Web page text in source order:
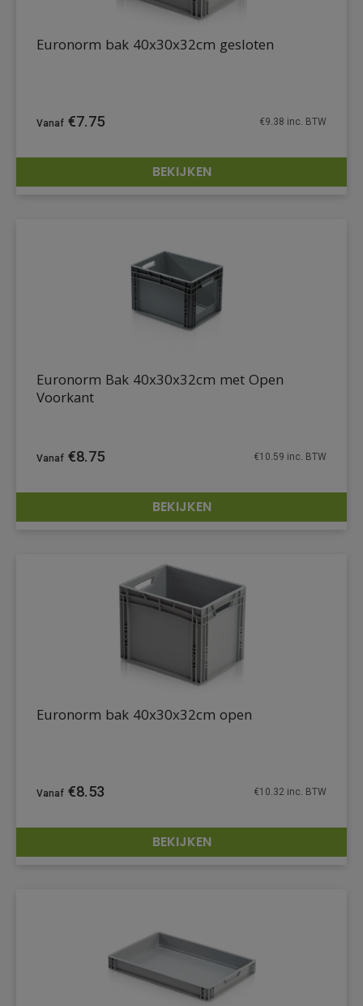
DETAILS
Euronorm bak 40x30x32cm gesloten
€7.75 €9.38 inc. BTW
BEKIJKEN
DETAILS
Euronorm Bak 40x30x32cm met Open
Voorkant
€8.75 €10.59 inc. BTW
BEKIJKEN
DETAILS
Euronorm bak 40x30x32cm open
€8.53 €10.32 inc. BTW
BEKIJKEN